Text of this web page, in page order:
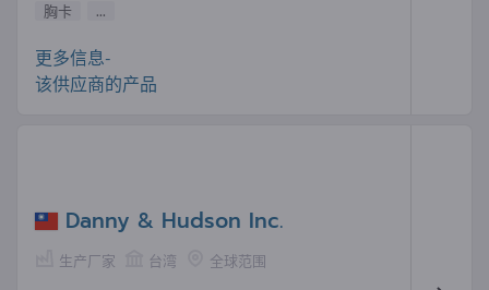
胸卡
...
更多信息-
该供应商的产品
Danny & Hudson Inc.
生产厂家 台湾 全球范围